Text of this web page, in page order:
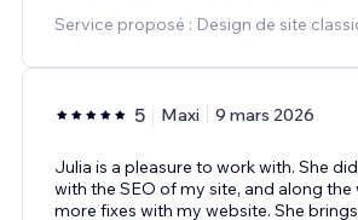
Service proposé : Design de site
5 Maxi 9 mars 2026
Julia is a pleasure to work with. She
with the SEO of my site, and along the
more fixes with my website. She